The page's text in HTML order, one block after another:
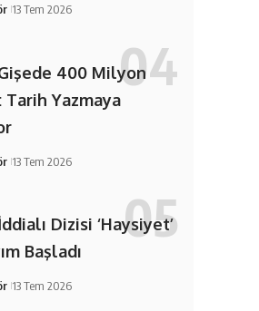
13 Tem 2026
Gişede 400 Milyon
Tarih Yazmaya
13 Tem 2026
Dizisi ‘Haysiyet’
Başladı
13 Tem 2026